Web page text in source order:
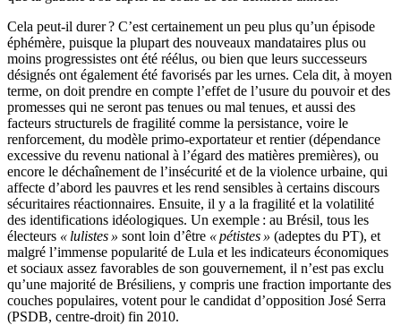
Cela peut-il durer ? C’est certainement un peu plus qu’un épisode
éphémère, puisque la plupart des nouveaux mandataires plus ou
moins progressistes ont été réélus, ou bien que leurs successeurs
désignés ont également été favorisés par les urnes. Cela dit, à moyen
terme, on doit prendre en compte l’effet de l’usure du pouvoir et des
promesses qui ne seront pas tenues ou mal tenues, et aussi des
facteurs structurels de fragilité comme la persistance, voire le
renforcement, du modèle primo-exportateur et rentier (dépendance
excessive du revenu national à l’égard des matières premières), ou
encore le déchaînement de l’insécurité et de la violence urbaine, qui
affecte d’abord les pauvres et les rend sensibles à certains discours
sécuritaires réactionnaires. Ensuite, il y a la fragilité et la volatilité
des identifications idéologiques. Un exemple : au Brésil, tous les
électeurs « lulistes » sont loin d’être « pétistes » (adeptes du PT), et
malgré l’immense popularité de Lula et les indicateurs économiques
et sociaux assez favorables de son gouvernement, il n’est pas exclu
qu’une majorité de Brésiliens, y compris une fraction importante des
couches populaires, votent pour le candidat d’opposition José Serra
(PSDB, centre-droit) fin 2010.